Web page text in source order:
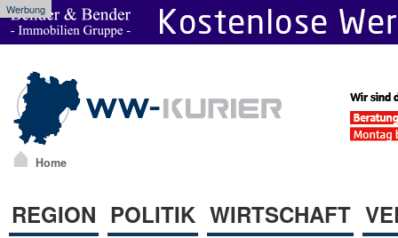
Werbung
Home
REGION POLITIK WIRTSCHAFT